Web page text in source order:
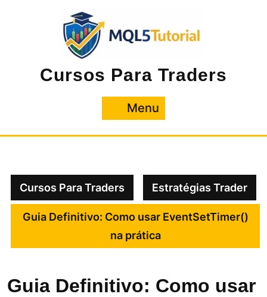
Cursos Para Traders
Menu
Cursos Para Traders Estratégias Trader
Guia Definitivo: Como usar EventSetTimer()
na prática
Guia Definitivo: Como usar